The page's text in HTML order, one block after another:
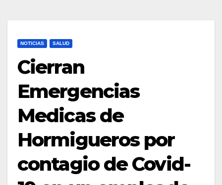
NOTICIAS SALUD
Cierran
Emergencias
Medicas de
Hormigueros por
contagio de Covid-